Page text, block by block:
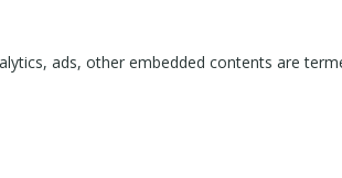
ads, other embedded contents are